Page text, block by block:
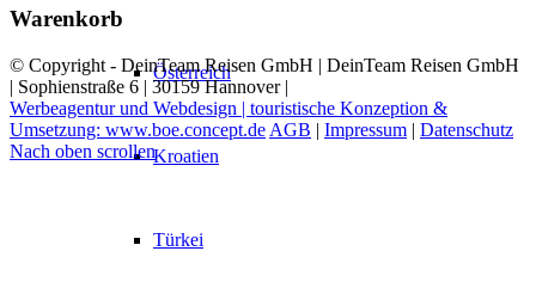
Österreich
Kroatien
Türkei
Warenkorb
© Copyright - DeinTeam Reisen GmbH | DeinTeam Reisen GmbH
| Sophienstraße 6 | 30159 Hannover |
Werbeagentur und Webdesign | touristische Konzeption &
Umsetzung: www.boe.concept.de AGB | Impressum | Datenschutz
Nach oben scrollen